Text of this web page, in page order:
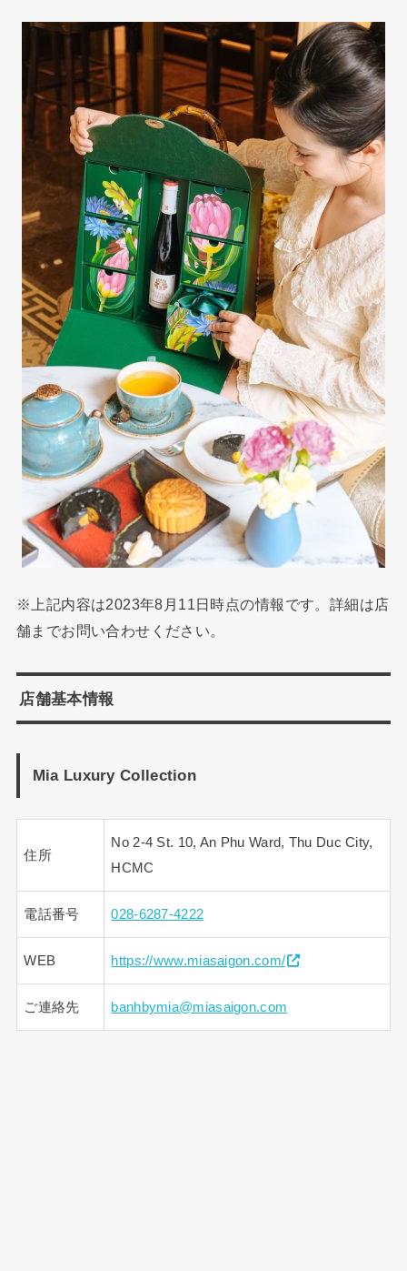
※上記内容は2023年8月11日時点の情報です。詳細は店
舗までお問い合わせください。
店舗基本情報
Mia Luxury Collection
住所
No 2-4 St. 10, An Phu Ward, Thu Duc City,
HCMC
電話番号 028-6287-4222
WEB https://www.miasaigon.com/
ご連絡先 banhbymia@miasaigon.com